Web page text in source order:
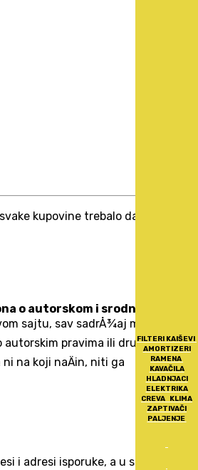
kupovine trebalo da proveri
o autorskom i srodnim
sajtu, sav sadrÅ¾aj moÅ¾ete
autorskim pravima ili drugim
na koji naÄin, niti ga
i adresi isporuke, a u sluÄaju
FILTERI KAIŠEVI
AMORTIZERI
RAMENA
KAVAČILA
HLADNJACI
ELEKTRIKA
CREVA KLIMA
ZAPTIVAČI
PALJENJE